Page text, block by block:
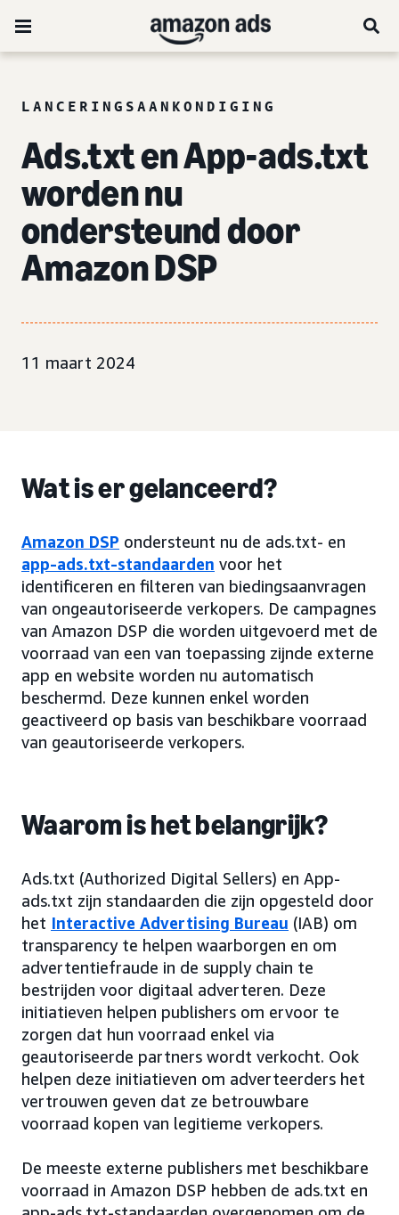
LANCERINGSAANKONDIGING
Ads.txt en App-ads.txt
worden nu
ondersteund door
Amazon DSP
11 maart 2024
Wat is er gelanceerd?
Amazon DSP ondersteunt nu de ads.txt- en
app-ads.txt-standaarden voor het
identificeren en filteren van biedingsaanvragen
van ongeautoriseerde verkopers. De campagnes
van Amazon DSP die worden uitgevoerd met de
voorraad van een van toepassing zijnde externe
app en website worden nu automatisch
beschermd. Deze kunnen enkel worden
geactiveerd op basis van beschikbare voorraad
van geautoriseerde verkopers.
Waarom is het belangrijk?
Ads.txt (Authorized Digital Sellers) en App-
ads.txt zijn standaarden die zijn opgesteld door
het Interactive Advertising Bureau (IAB) om
transparency te helpen waarborgen en om
advertentiefraude in de supply chain te
bestrijden voor digitaal adverteren. Deze
initiatieven helpen publishers om ervoor te
zorgen dat hun voorraad enkel via
geautoriseerde partners wordt verkocht. Ook
helpen deze initiatieven om adverteerders het
vertrouwen geven dat ze betrouwbare
voorraad kopen van legitieme verkopers.
De meeste externe publishers met beschikbare
voorraad in Amazon DSP hebben de ads.txt en